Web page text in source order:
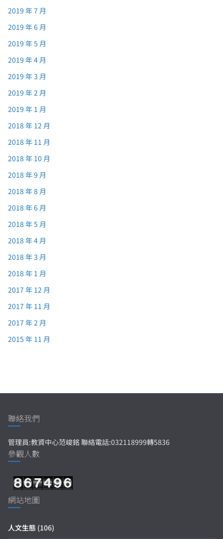
2019 年 7 月
2019 年 6 月
2019 年 5 月
2019 年 4 月
2019 年 3 月
2019 年 2 月
2019 年 1 月
2018 年 12 月
2018 年 11 月
2018 年 10 月
2018 年 9 月
2018 年 8 月
2018 年 6 月
2018 年 5 月
2018 年 4 月
2018 年 3 月
2018 年 1 月
2017 年 12 月
2017 年 11 月
2017 年 2 月
2015 年 11 月
聯絡我們
管理員:教資中心范峻銘 聯絡電話:032118999轉5836
參觀人數
網站地圖
人文生態 (106)